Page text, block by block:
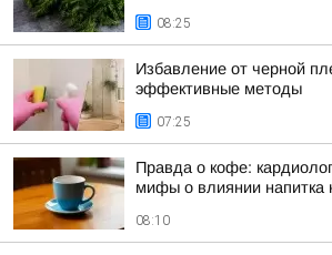
08:25
Избавление от черной
эффективные методы
07:25
Правда о кофе:
мифы о влиянии напитка
08:10